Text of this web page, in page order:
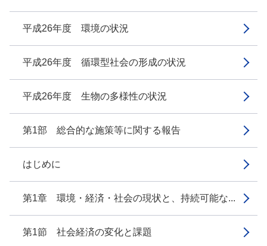
平成26年度 環境の状況
平成26年度 循環型社会の形成の状況
平成26年度 生物の多様性の状況
第1部 総合的な施策等に関する報告
はじめに
第1章 環境・経済・社会の現状と、持続可能な...
第1節 社会経済の変化と課題